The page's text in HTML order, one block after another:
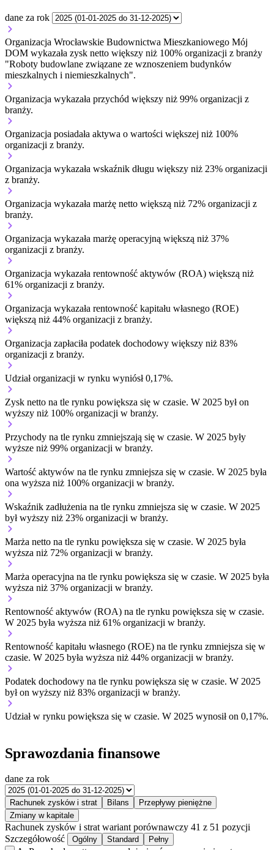
dane za rok
Organizacja Wrocławskie Budownictwa Mieszkaniowego Mój
DOM wykazała zysk netto większy niż 100% organizacji z branży
"Roboty budowlane związane ze wznoszeniem budynków
mieszkalnych i niemieszkalnych".
Organizacja wykazała przychód większy niż 99% organizacji z
branży.
Organizacja posiadała aktywa o wartości większej niż 100%
organizacji z branży.
Organizacja wykazała wskaźnik długu większy niż 23% organizacji
z branży.
Organizacja wykazała marżę netto większą niż 72% organizacji z
branży.
Organizacja wykazała marżę operacyjną większą niż 37%
organizacji z branży.
Organizacja wykazała rentowność aktywów (ROA) większą niż
61% organizacji z branży.
Organizacja wykazała rentowność kapitału własnego (ROE)
większą niż 44% organizacji z branży.
Organizacja zapłaciła podatek dochodowy większy niż 83%
organizacji z branży.
Udział organizacji w rynku wyniósł 0,17%.
Zysk netto na tle rynku powiększa się w czasie. W 2025 był on
wyższy niż 100% organizacji w branży.
Przychody na tle rynku zmniejszają się w czasie. W 2025 były
wyższe niż 99% organizacji w branży.
Wartość aktywów na tle rynku zmniejsza się w czasie. W 2025 była
ona wyższa niż 100% organizacji w branży.
Wskaźnik zadłużenia na tle rynku zmniejsza się w czasie. W 2025
był wyższy niż 23% organizacji w branży.
Marża netto na tle rynku powiększa się w czasie. W 2025 była
wyższa niż 72% organizacji w branży.
Marża operacyjna na tle rynku powiększa się w czasie. W 2025 była
wyższa niż 37% organizacji w branży.
Rentowność aktywów (ROA) na tle rynku powiększa się w czasie.
W 2025 była wyższa niż 61% organizacji w branży.
Rentowność kapitału własnego (ROE) na tle rynku zmniejsza się w
czasie. W 2025 była wyższa niż 44% organizacji w branży.
Podatek dochodowy na tle rynku powiększa się w czasie. W 2025
był on wyższy niż 83% organizacji w branży.
Udział w rynku powiększa się w czasie. W 2025 wynosił on 0,17%.
Sprawozdania finansowe
dane za rok
Rachunek zysków i strat Bilans
Przepływy pieniężne
Zmiany w kapitale
Rachunek zysków i strat wariant porównawczy 41 z 51 pozycji
Szczegółowość
Ogólny Standard Pełny